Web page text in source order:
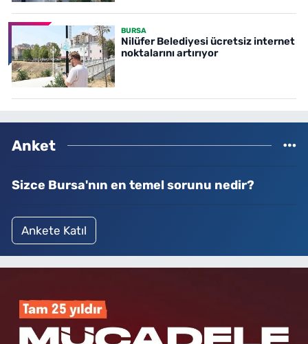
BURSA
Nilüfer Belediyesi ücretsiz internet
noktalarını artırıyor
Anket
Sizce Bursa'nın en temel sorunu nedir?
Ankete Katıl